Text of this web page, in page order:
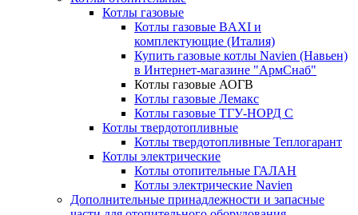
Котлы газовые
Котлы газовые BAXI и
комплектующие (Италия)
Купить газовые котлы Navien (Навьен)
в Интернет-магазине "АрмСнаб"
Котлы газовые АОГВ
Котлы газовые Лемакс
Котлы газовые ТГУ-НОРД С
Котлы твердотопливные
Котлы твердотопливные Теплогарант
Котлы электрические
Котлы отопительные ГАЛАН
Котлы электрические Navien
Дополнительные принадлежности и запасные